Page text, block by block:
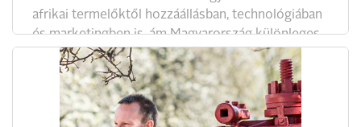
afrikai termelőktől hozzáállásban, technológiában
és marketingben is, ám Magyarország különleges
adottságai lehetővé teszik, hogy az újvilági
boroknál érdekesebb, egyedibb és izgalmasabb
borok szülessenek – állapította meg egy hazai
borászdelegáció, miután ellátogatott a legjobb